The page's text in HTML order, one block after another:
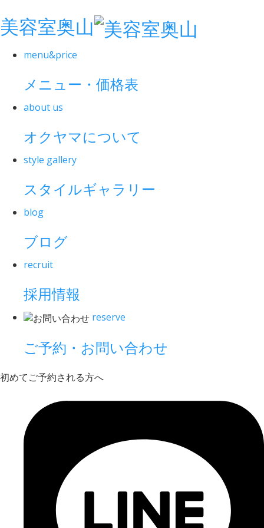
美容室奥山
menu&price
メニュー・価格表
about us
オクヤマについて
style gallery
スタイルギャラリー
blog
ブログ
recruit
採用情報
reserve
ご予約・お問い合わせ
初めてご予約される方へ